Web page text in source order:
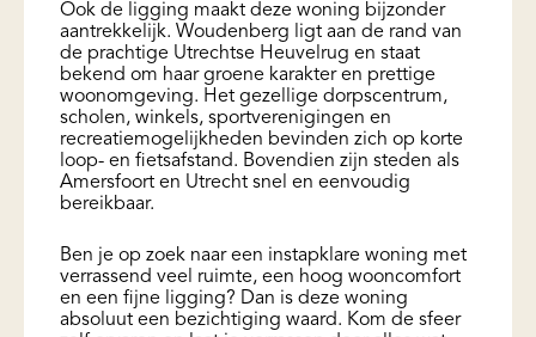
Ook de ligging maakt deze woning bijzonder
aantrekkelijk. Woudenberg ligt aan de rand van
de prachtige Utrechtse Heuvelrug en staat
bekend om haar groene karakter en prettige
woonomgeving. Het gezellige dorpscentrum,
scholen, winkels, sportverenigingen en
recreatiemogelijkheden bevinden zich op korte
loop- en fietsafstand. Bovendien zijn steden als
Amersfoort en Utrecht snel en eenvoudig
bereikbaar.
Ben je op zoek naar een instapklare woning met
verrassend veel ruimte, een hoog wooncomfort
en een fijne ligging? Dan is deze woning
absoluut een bezichtiging waard. Kom de sfeer